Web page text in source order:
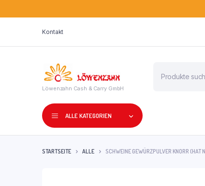
Kontakt
Löwenzahn Cash & Carry GmbH
search
ALLE KATEGORIEN
STARTSEITE ALLE SCHWEINE GEWÜRZPULVER KNORR (HAT